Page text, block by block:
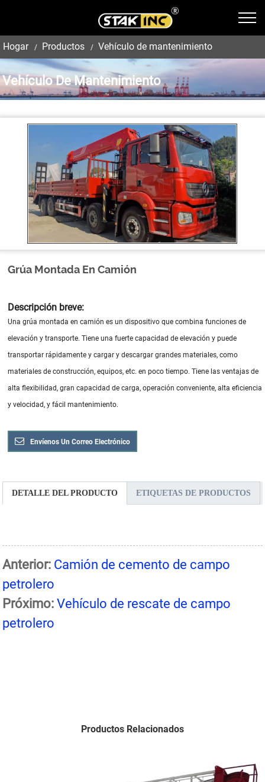
Hogar Productos Vehículo de mantenimiento
Vehículo De Mantenimiento
Grúa Montada En Camión
Descripción breve:
Una grúa montada en camión es un dispositivo que combina funciones de
elevación y transporte. Tiene una fuerte capacidad de elevación y puede
transportar rápidamente y cargar y descargar grandes materiales, como
materiales de construcción, equipos, etc. en poco tiempo. Tiene las ventajas de
alta flexibilidad, gran capacidad de carga, operación conveniente, alta eficiencia
y velocidad, y fácil mantenimiento.
Envíenos Un Correo Electrónico
DETALLE DEL PRODUCTO ETIQUETAS DE PRODUCTOS
Anterior: Camión de cemento de campo
petrolero
Próximo: Vehículo de rescate de campo
petrolero
Productos Relacionados